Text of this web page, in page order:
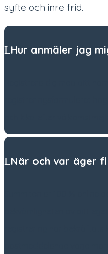
syfte och inre frid.
Hur anmäler jag
När och var äger